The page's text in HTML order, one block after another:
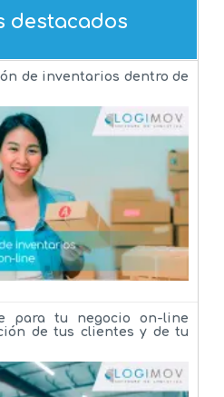
destacados
de inventarios dentro de
para tu negocio on-line
de tus clientes y de tu